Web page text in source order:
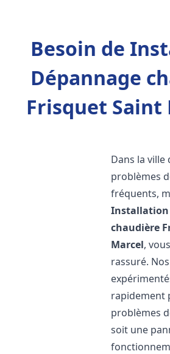
Besoin de
Dépannage
Frisquet Saint
Dans la ville
problèmes
fréquents,
Installation
chaudière
Marcel,
rassuré.
rapidement
problèmes
soit une